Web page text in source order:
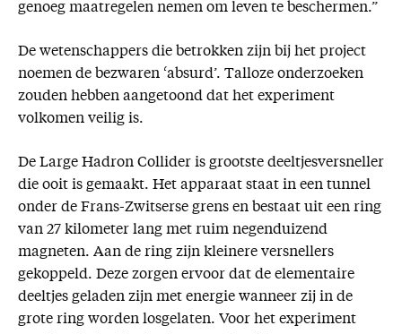
genoeg maatregelen nemen om leven te beschermen.”
De wetenschappers die betrokken zijn bij het project
noemen de bezwaren ‘absurd’. Talloze onderzoeken
zouden hebben aangetoond dat het experiment
volkomen veilig is.
De Large Hadron Collider is grootste deeltjesversneller
die ooit is gemaakt. Het apparaat staat in een tunnel
onder de Frans-Zwitserse grens en bestaat uit een ring
van 27 kilometer lang met ruim negenduizend
magneten. Aan de ring zijn kleinere versnellers
gekoppeld. Deze zorgen ervoor dat de elementaire
deeltjes geladen zijn met energie wanneer zij in de
grote ring worden losgelaten. Voor het experiment